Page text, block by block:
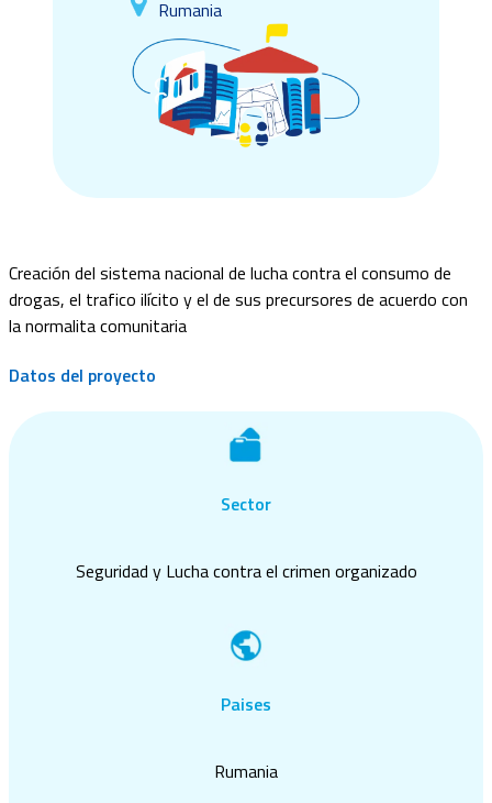
Rumania
Creación del sistema nacional de lucha contra el consumo de
drogas, el trafico ilícito y el de sus precursores de acuerdo con
la normalita comunitaria
Datos del proyecto
Sector
Seguridad y Lucha contra el crimen organizado
Paises
Rumania